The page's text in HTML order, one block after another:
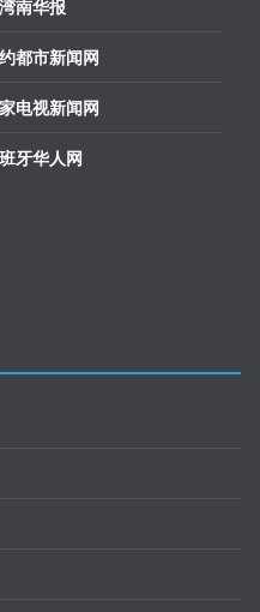
南华报
都市新闻网
电视新闻网
牙华人网